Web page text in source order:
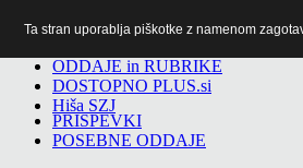
ODDAJE in RUBRIKE
DOSTOPNO PLUS.si
Hiša SZJ
PRISPEVKI
POSEBNE ODDAJE
Ta stran uporablja piškotke z namenom